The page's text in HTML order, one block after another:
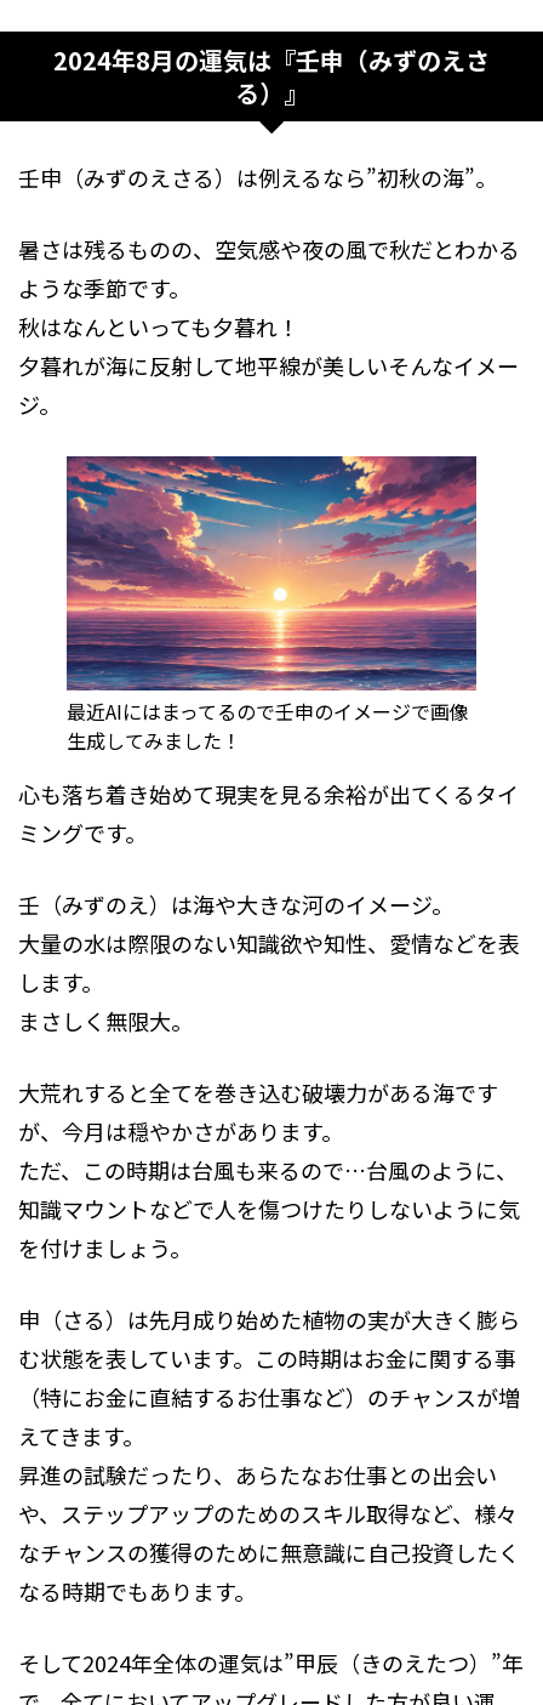
2024年8月の運気は『壬申（みずのえさ
る）』
壬申（みずのえさる）は例えるなら”初秋の海”。
暑さは残るものの、空気感や夜の風で秋だとわかる
ような季節です。
秋はなんといっても夕暮れ！
夕暮れが海に反射して地平線が美しいそんなイメー
ジ。
最近AIにはまってるので壬申のイメージで画像
生成してみました！
心も落ち着き始めて現実を見る余裕が出てくるタイ
ミングです。
壬（みずのえ）は海や大きな河のイメージ。
大量の水は際限のない知識欲や知性、愛情などを表
します。
まさしく無限大。
大荒れすると全てを巻き込む破壊力がある海です
が、今月は穏やかさがあります。
ただ、この時期は台風も来るので…台風のように、
知識マウントなどで人を傷つけたりしないように気
を付けましょう。
申（さる）は先月成り始めた植物の実が大きく膨ら
む状態を表しています。この時期はお金に関する事
（特にお金に直結するお仕事など）のチャンスが増
えてきます。
昇進の試験だったり、あらたなお仕事との出会い
や、ステップアップのためのスキル取得など、様々
なチャンスの獲得のために無意識に自己投資したく
なる時期でもあります。
そして2024年全体の運気は”甲辰（きのえたつ）”年